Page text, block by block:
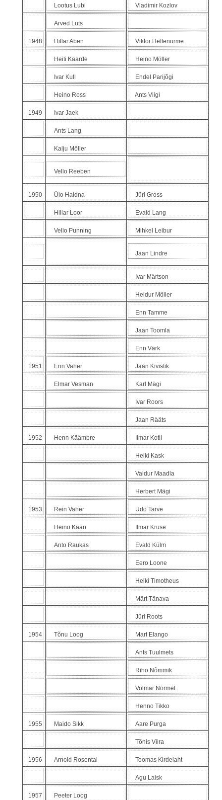
Lootus Lubi Vladimir Kozlov
Arved Luts
1948 Hillar Aben Viktor Hellenurme
Heiti Kaarde Heino Möller
Ivar Kull Endel Parijõgi
Heino Ross Ants Viigi
1949 Ivar Jaek
Ants Lang
Kalju Möller
Vello Reeben
------------------------------------
1950 Ülo Haldna Jüri Gross
Hillar Loor Evald Lang
Vello Punning Mihkel Leibur
Jaan Lindre
Ivar Märtson
Heldur Möller
Enn Tamme
Jaan Toomla
Enn Värk
1951 Enn Vaher Jaan Kivistik
Elmar Vesman Karl Mägi
Ivar Roors
Jaan Rääts
1952 Henn Käämbre Ilmar Kotli
Heiki Kask
Valdur Maadla
Herbert Mägi
1953 Rein Vaher Udo Tarve
Heino Kään Ilmar Kruse
Anto Raukas Evald Külm
Eero Loone
Heiki Timotheus
Märt Tänava
Jüri Roots
1954 Tõnu Loog Mart Elango
Ants Tuulmets
Riho Nõmmik
Volmar Normet
Henno Tikko
1955 Maido Sikk Aare Purga
Tõnis Viira
1956 Arnold Rosental Toomas Kirdelaht
Agu Laisk
1957 Peeter Loog